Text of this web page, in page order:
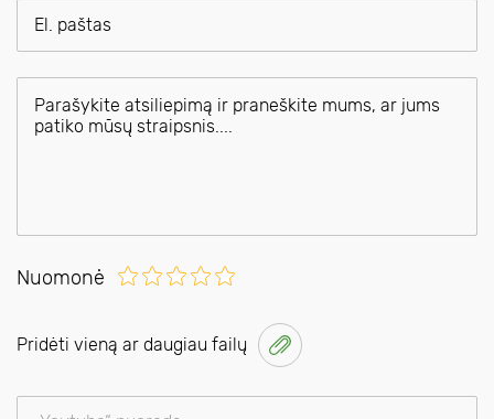
Nuomonė
Pridėti vieną ar daugiau failų